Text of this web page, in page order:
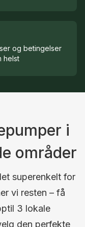
og betingelser
helst
i
områder
superenkelt for
vi resten – få
3 lokale
den perfekte